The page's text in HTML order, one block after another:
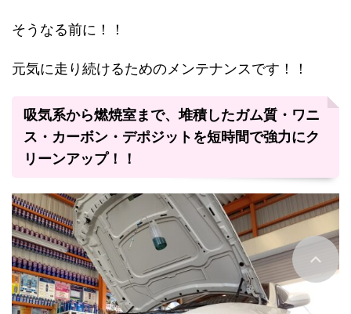
そうなる前に！！
元気に走り続けるためのメンテナンスです！！
吸気系から燃焼室まで、堆積したガム質・ワニ
ス・カーボン・デポジットを短時間で強力にク
リーンアップ！！